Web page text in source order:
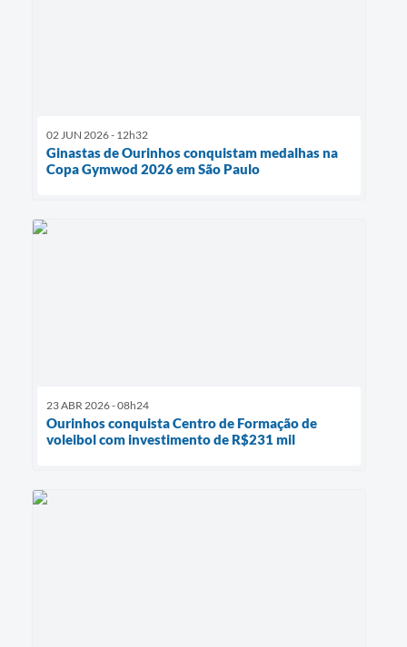
02 JUN 2026 - 12h32
Ginastas de Ourinhos conquistam medalhas na
Copa Gymwod 2026 em São Paulo
23 ABR 2026 - 08h24
Ourinhos conquista Centro de Formação de
voleibol com investimento de R$231 mil